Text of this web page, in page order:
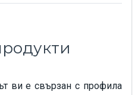
ви е свързан с профила